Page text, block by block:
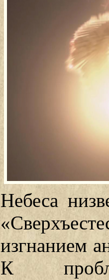
Небеса
изгнанием
К